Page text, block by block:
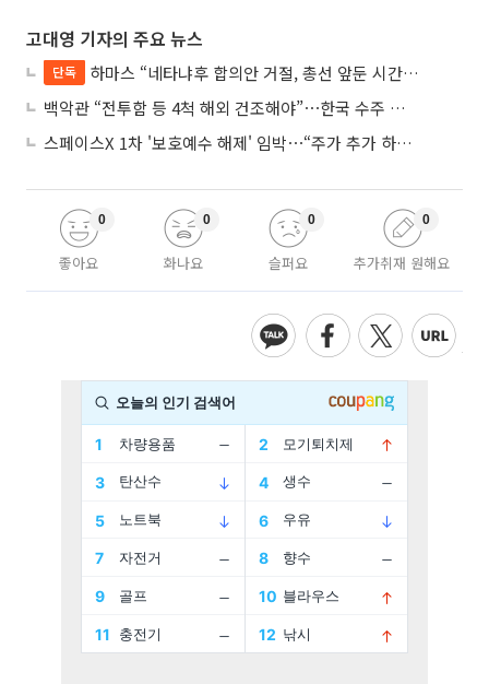
고대영 기자의 주요 뉴스
단독
하마스 “네타냐후 합의안 거절, 총선 앞둔 시간 끌기”
백악관 “전투함 등 4척 해외 건조해야”⋯한국 수주 기대
스페이스X 1차 '보호예수 해제' 임박⋯“주가 추가 하락 가능성”
좋아요
0
화나요
0
슬퍼요
0
추가취재 원해요
0